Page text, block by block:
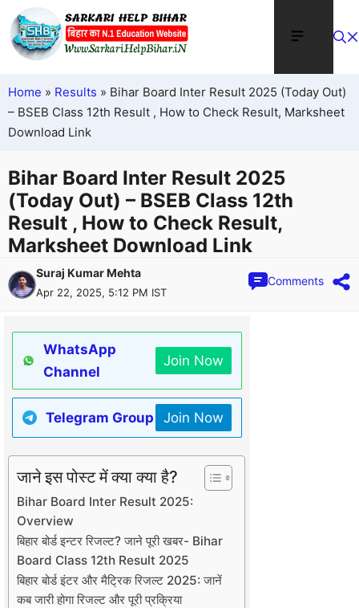
Home » Results » Bihar Board Inter Result 2025 (Today Out)
– BSEB Class 12th Result , How to Check Result, Marksheet
Download Link
Bihar Board Inter Result 2025
(Today Out) – BSEB Class 12th
Result , How to Check Result,
Marksheet Download Link
Suraj Kumar Mehta
Apr 22, 2025, 5:12 PM IST
Comments
WhatsApp
Channel
Join Now
Telegram Group Join Now
जाने इस पोस्ट में क्या क्या है?
Bihar Board Inter Result 2025:
Overview
बिहार बोर्ड इन्टर रिजल्ट? जाने पूरी खबर- Bihar
Board Class 12th Result 2025
बिहार बोर्ड इंटर और मैट्रिक रिजल्ट 2025: जानें
कब जारी होगा रिजल्ट और पूरी प्रक्रिया